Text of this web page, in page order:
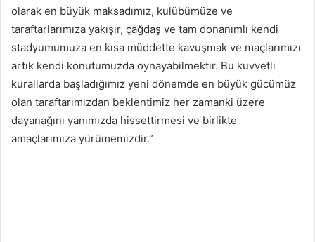
olarak en büyük maksadımız, kulübümüze ve
taraftarlarımıza yakışır, çağdaş ve tam donanımlı kendi
stadyumumuza en kısa müddette kavuşmak ve maçlarımızı
artık kendi konutumuzda oynayabilmektir. Bu kuvvetli
kurallarda başladığımız yeni dönemde en büyük gücümüz
olan taraftarımızdan beklentimiz her zamanki üzere
dayanağını yanımızda hissettirmesi ve birlikte
amaçlarımıza yürümemizdir.”